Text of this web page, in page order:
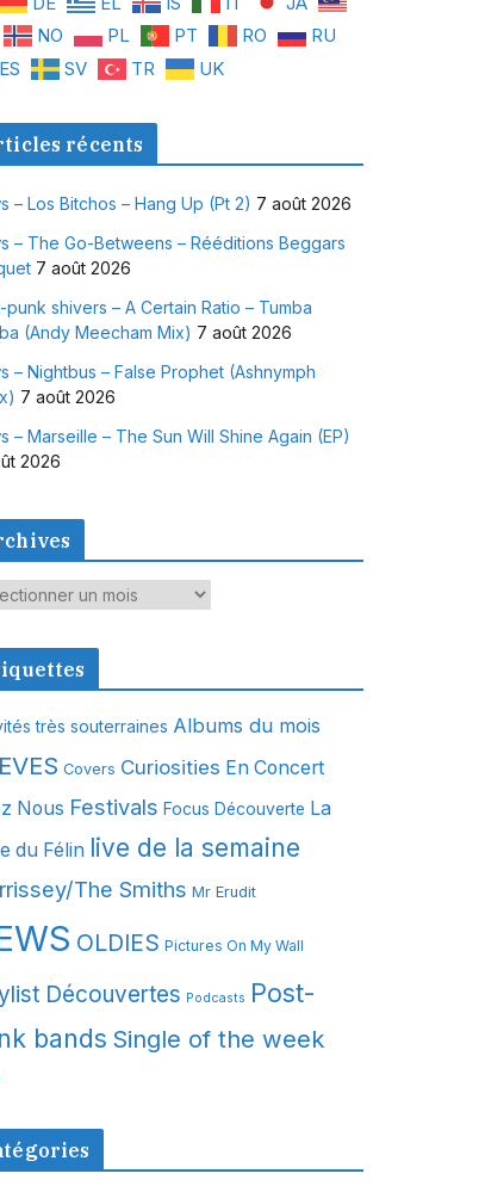
NO PL PT RO
RU
ES
SV TR UK
récents
– Los Bitchos – Hang Up (Pt 2) 7 août 2026
– The Go-Betweens – Rééditions Beggars
7 août 2026
punk shivers – A Certain Ratio – Tumba
(Andy Meecham Mix) 7 août 2026
– Nightbus – False Prophet (Ashnymph
7 août 2026
– Marseille – The Sun Will Shine Again (EP)
2026
très souterraines Albums du mois
Covers Curiosities En Concert
Nous Festivals Focus Découverte La
du Félin live de la semaine
The Smiths Mr Erudit
OLDIES Pictures On My Wall
Découvertes Podcasts Post-
bands Single of the week